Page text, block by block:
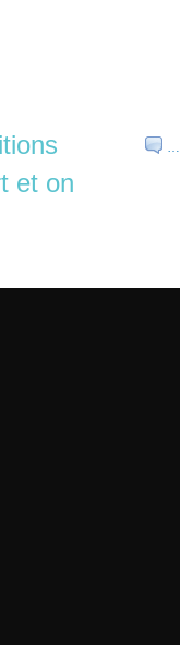
…
et on